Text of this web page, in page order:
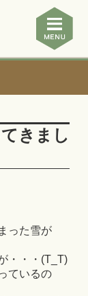
きまし
った雪が
・・・(T_T)
ているの